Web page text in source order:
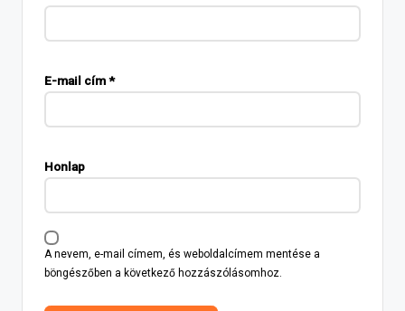
E-mail cím*
Honlap
A nevem, e-mail címem, és weboldalcímem mentése a
böngészőben a következő hozzászólásomhoz.